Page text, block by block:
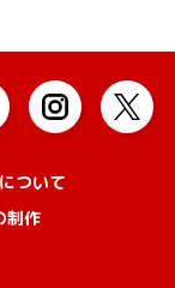
ついて
制作